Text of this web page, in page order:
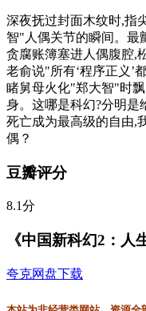
深夜抚过封面木纹时,
智"人偶关节的瞬间。最
贪腐账簿塞进人偶腹腔,
老俞说"所有‘程序正义’
睹舅母火化"郑大智"时
身。这哪是科幻?分明是
死亡成为最高级的自由,
偶？
豆瓣评分
8.1分
《中国新科幻2：人
夸克网盘下载